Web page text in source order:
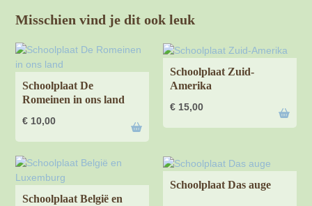
Misschien vind je dit ook leuk
Schoolplaat De
Romeinen in ons land
€ 10,00
Schoolplaat Zuid-
Amerika
€ 15,00
Schoolplaat België en
Schoolplaat Das auge